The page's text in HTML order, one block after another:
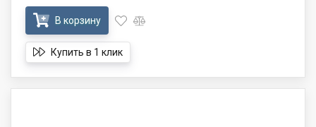
В корзину
Купить в 1 клик